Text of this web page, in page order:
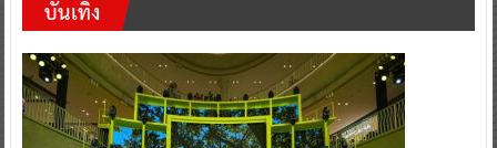
บันเทิง